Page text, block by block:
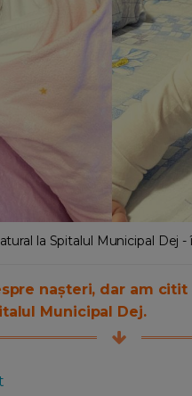
la Spitalul Municipal Dej
nașteri, dar am
Municipal Dej.